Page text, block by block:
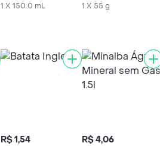
1 X 150.0 mL
1 X 55 g
R$ 1,54 R$ 4,06